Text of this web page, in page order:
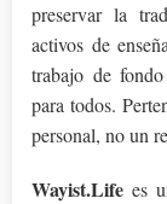
preservar la
activos de
trabajo de
para todos.
personal, no un
Wayist.Life es